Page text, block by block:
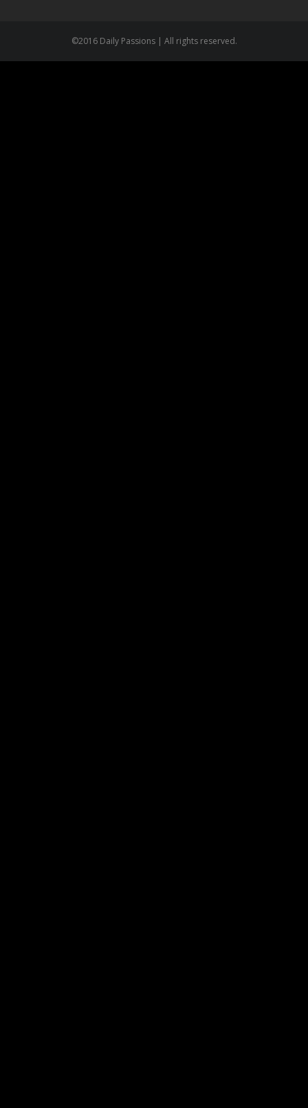
©2016 Daily Passions | All rights reserved.